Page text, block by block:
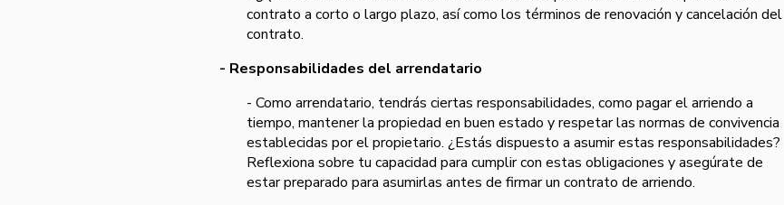
contrato a corto o largo plazo, así como los términos de renovación y cancelación del
contrato.
- Responsabilidades del arrendatario
- Como arrendatario, tendrás ciertas responsabilidades, como pagar el arriendo a
tiempo, mantener la propiedad en buen estado y respetar las normas de convivencia
establecidas por el propietario. ¿Estás dispuesto a asumir estas responsabilidades?
Reflexiona sobre tu capacidad para cumplir con estas obligaciones y asegúrate de
estar preparado para asumirlas antes de firmar un contrato de arriendo.